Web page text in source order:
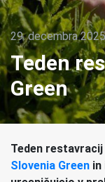
29. decembra 2025
Teden
Green
Teden
Slovenia Green in